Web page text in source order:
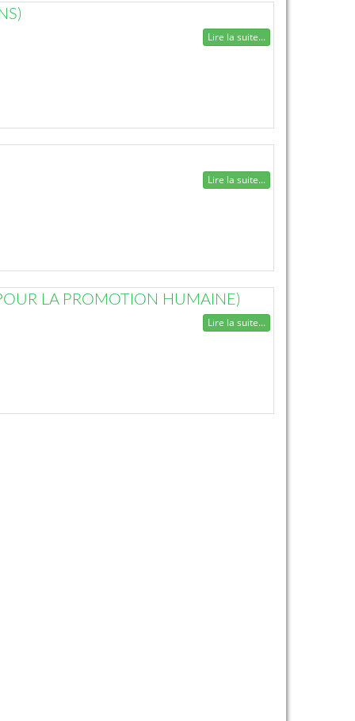
Lire la suite...
Lire la suite...
LA PROMOTION HUMAINE)
Lire la suite...